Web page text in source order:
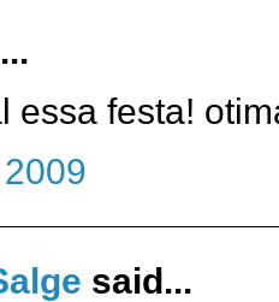
essa festa!
said...